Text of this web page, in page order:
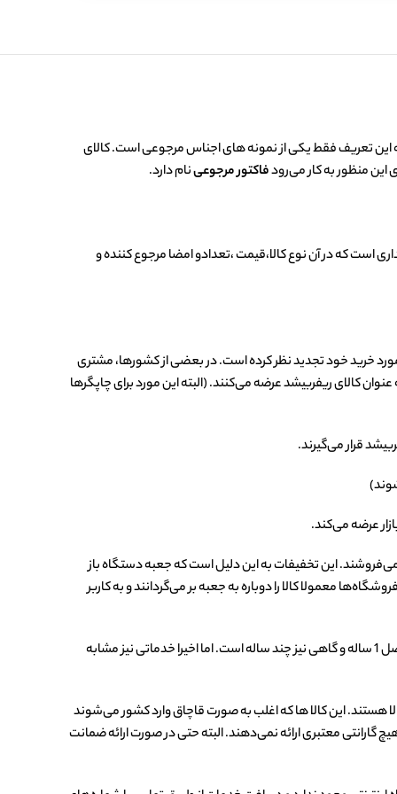
این تعریف فقط یکی از نمونه های اجناس مرجوعی است. کالای
این منظور به کار می‌رودفاکتور مرجوعینام دارد.
است که در آن نوع کالا،قیمت ،تعدادو امضا مرجوع کننده و
خرید خود تجدید نظر کرده است. در بعضی از کشورها، مشتری
کالای ریفربیشد عرضه می‌کنند. (البته این مورد برای چاپگرها
می‌فروشند. این تخفیفات به این دلیل است که جعبه دستگاه باز
معمولا کالا را دوباره به جعبه بر می‌گردانند و به کاربر
کالاهای ریفربیشد با وارانتی (خدمات پس از فروش) محدود عرضه می‌شوند و معمولا دارای حداکثر 2تا 3 ماه ضمانت هستند، در حالی که گارانتی کالای اصل 1 ساله و گاهی نیز چند ساله است. اما اخیرا خدماتی نیز مشابه
هستند. این کالا ها که اغلب به صورت قاچاق وارد کشور می‌شوند
گارانتی معتبری ارائه نمی‌دهند. البته حتی در صورت ارائه ضمانت